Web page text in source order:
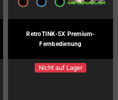
RetroTINK-5X Premium-
Fernbedienung
Nicht auf Lager